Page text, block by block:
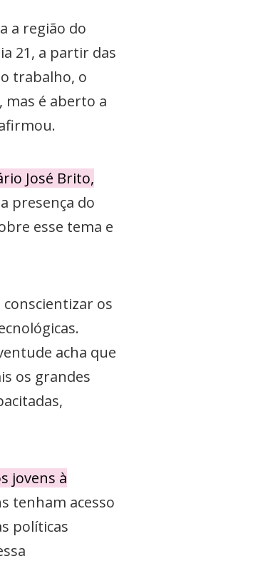
a região do
21, a partir das
trabalho, o
mas é aberto a
José Brito,
presença do
esse tema e
os
acha que
os grandes
jovens à
tenham acesso
políticas